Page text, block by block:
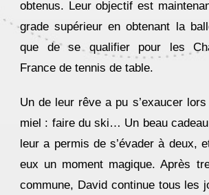
obtenus. Leur objectif est
grade supérieur en obtenant la
que de se qualifier pour les
France de tennis de table.
Un de leur rêve a pu s’exaucer
miel : faire du ski… Un beau
leur a permis de s’évader à deux,
eux un moment magique. Après
commune, David continue tous les